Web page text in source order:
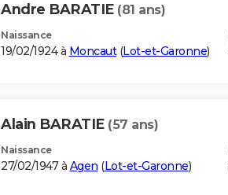
Andre BARATIE (81 ans)
Naissance
19/02/1924 à Moncaut(Lot-et-Garonne)
Alain BARATIE (57 ans)
Naissance
27/02/1947 à Agen (Lot-et-Garonne)